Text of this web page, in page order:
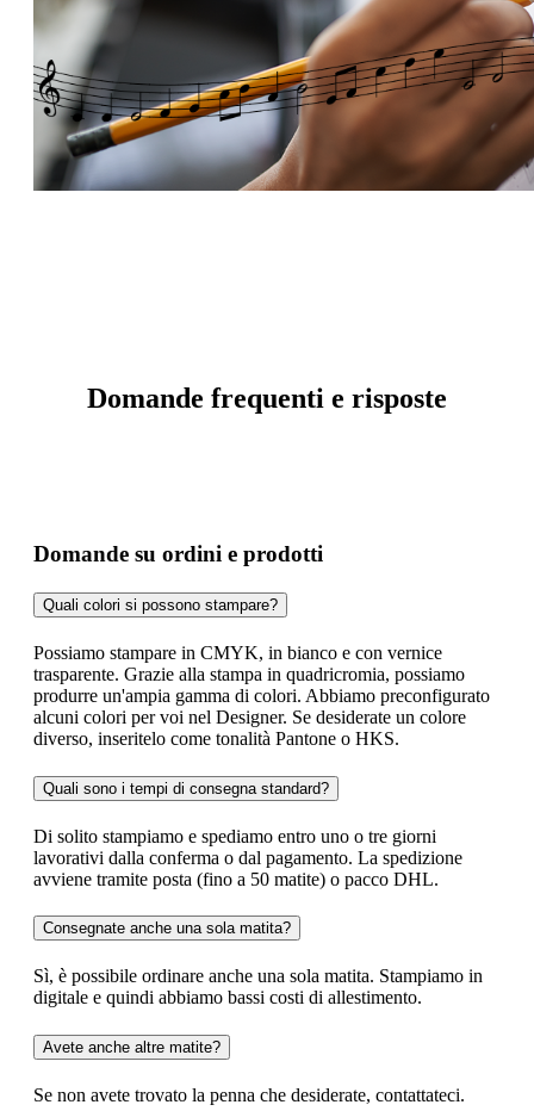
Domande frequenti e risposte
Domande su ordini e prodotti
Quali colori si possono stampare?
Possiamo stampare in CMYK, in bianco e con vernice
trasparente. Grazie alla stampa in quadricromia, possiamo
produrre un'ampia gamma di colori. Abbiamo preconfigurato
alcuni colori per voi nel Designer. Se desiderate un colore
diverso, inseritelo come tonalità Pantone o HKS.
Quali sono i tempi di consegna standard?
Di solito stampiamo e spediamo entro uno o tre giorni
lavorativi dalla conferma o dal pagamento. La spedizione
avviene tramite posta (fino a 50 matite) o pacco DHL.
Consegnate anche una sola matita?
Sì, è possibile ordinare anche una sola matita. Stampiamo in
digitale e quindi abbiamo bassi costi di allestimento.
Avete anche altre matite?
Se non avete trovato la penna che desiderate, contattateci.